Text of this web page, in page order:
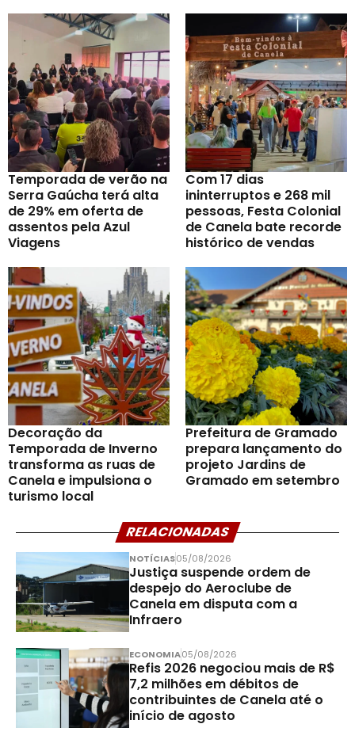
Temporada de verão na
Serra Gaúcha terá alta
de 29% em oferta de
assentos pela Azul
Viagens
Com 17 dias
ininterruptos e 268 mil
pessoas, Festa Colonial
de Canela bate recorde
histórico de vendas
Decoração da
Temporada de Inverno
transforma as ruas de
Canela e impulsiona o
turismo local
Prefeitura de Gramado
prepara lançamento do
projeto Jardins de
Gramado em setembro
RELACIONADAS
NOTÍCIAS05/08/2026
Justiça suspende ordem de
despejo do Aeroclube de
Canela em disputa com a
Infraero
ECONOMIA05/08/2026
Refis 2026 negociou mais de R$
7,2 milhões em débitos de
contribuintes de Canela até o
início de agosto